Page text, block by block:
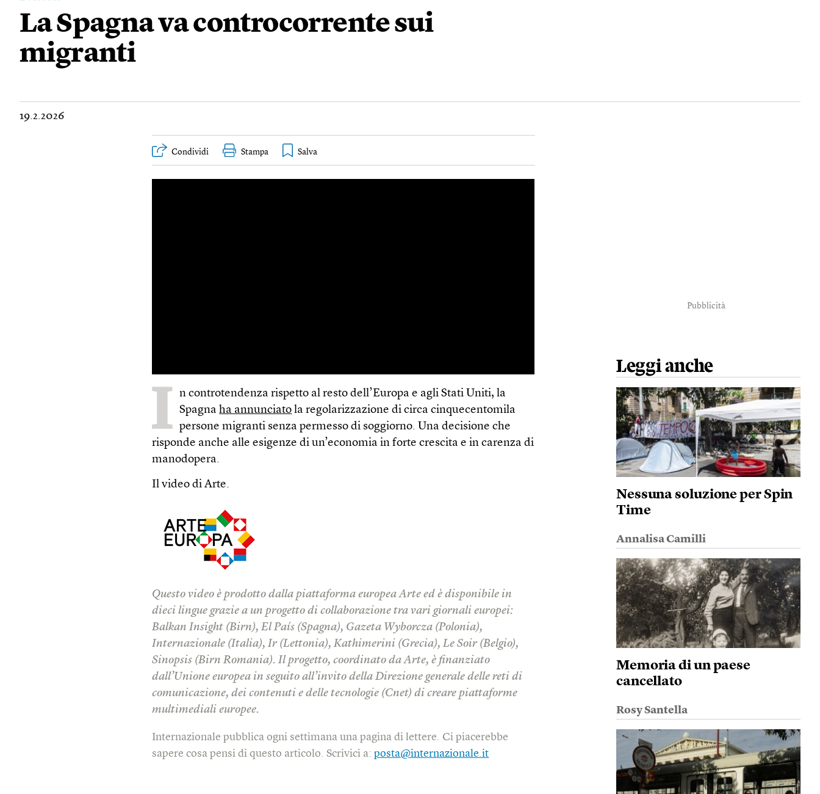
La Spagna va controcorrente sui
migranti
19.2.2026
Condividi Stampa
I n controtendenza rispetto al resto dell’Europa e agli Stati Uniti, la
Spagnaha annunciato la regolarizzazione di circa cinquecentomila
persone migranti senza permesso di soggiorno. Una decisione che
risponde anche alle esigenze di un’economia in forte crescita e in carenza di
manodopera.
Il video di Arte.
Questo video è prodotto dalla piattaforma europea Arte ed è disponibile in
dieci lingue grazie a un progetto di collaborazione tra vari giornali europei:
Balkan Insight (Birn), El País (Spagna), Gazeta Wyborcza (Polonia),
Internazionale (Italia), Ir (Lettonia), Kathimerini (Grecia), Le Soir (Belgio),
Sinopsis (Birn Romania). Il progetto, coordinato da Arte, è finanziato
dall’Unione europea in seguito all’invito della Direzione generale delle reti di
comunicazione, dei contenuti e delle tecnologie (Cnet) di creare piattaforme
multimediali europee.
Internazionale pubblica ogni settimana una pagina di lettere. Ci piacerebbe
sapere cosa pensi di questo articolo. Scrivici a:posta@internazionale.it
Pubblicità
Leggi anche
Nessuna soluzione per Spin
Time
Annalisa Camilli
Memoria di un paese
cancellato
Rosy Santella